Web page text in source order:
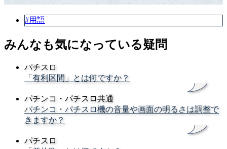
#用語
みんなも気になっている疑問
パチスロ
「有利区間」とは何ですか？
パチンコ・パチスロ共通
パチンコ・パチスロ機の音量や画面の明るさは調整で
きますか？
パチスロ